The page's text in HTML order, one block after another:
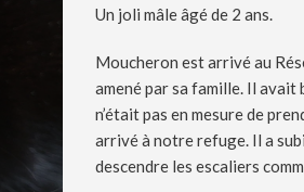
Un joli mâle âgé de 2 ans.
Moucheron est arrivé au
amené par sa famille. Il avait
n’était pas en mesure de
arrivé à notre refuge. Il a
descendre les escaliers